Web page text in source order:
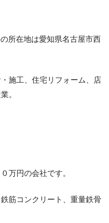
所在地は愛知県名古屋市西
施工、住宅リフォーム、店
。
万円の会社です。
筋コンクリート、重量鉄骨